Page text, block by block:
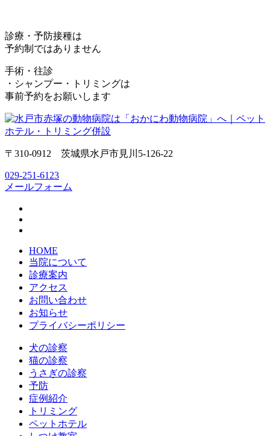
診療・予防接種は
予約制ではありません
手術・往診
・シャンプー・トリミングは
事前予約をお願いします
〒310-0912 茨城県水戸市見川5-126-22
029-251-6123
メールフォーム
HOME
当院について
診療案内
アクセス
お問い合わせ
お知らせ
プライバシーポリシー
犬の診察
猫の診察
うさぎの診察
予防
症例紹介
トリミング
ペットホテル